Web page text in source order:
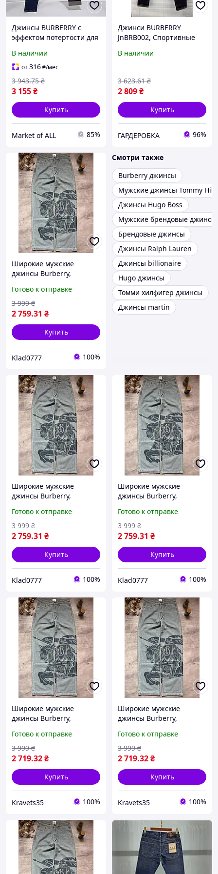
Джинсы BURBERRY с
эффектом потертости для
JnBRB003 мужские
модные 100% хлопок
В наличии
от316₴/мес
3 155₴
3 943.75 ₴
Купить
Market of ALL 85%
Джинси BURBERRY
JnBRB002, Спортивные
демисезонные, Женская
на подарок, Домашний
комплект для
В наличии
2 809₴
3 623.61 ₴
Купить
ГАРДЕРОБКА 96%
Широкие мужские
джинсы Burberry,
Барберри широкие,
модные широкие джинсы
Burberry 2025,
классические джинсы
Burber
Готово к отправке
2 759.31 ₴
3 999 ₴
Купить
Klad0777 100%
Смотри также
Burberry джинсы
Мужские джинсы Tommy
Джинсы Hugo Boss
Мужские брендовые джинсы
Брендовые джинсы
Джинсы Ralph Lauren
Джинсы billionaire
Hugo джинсы
Томми хилфигер джинсы
Джинсы martin
Широкие мужские
джинсы Burberry,
Барберри широкие,
модные широкие джинсы
Burberry 2025,
классические джинсы
Burber
Готово к отправке
2 759.31 ₴
3 999 ₴
Купить
Klad0777 100%
Широкие мужские
джинсы Burberry,
Барберри широкие,
модные широкие джинсы
Burberry 2025,
классические джинсы
Burber
Готово к отправке
2 759.31 ₴
3 999 ₴
Купить
Klad0777 100%
Широкие мужские
джинсы Burberry,
Барберри широкие,
модные широкие джинсы
Burberry 2025,
классические джинсы
Burber
Готово к отправке
2 719.32₴
3 999 ₴
Купить
Kravets35 100%
Широкие мужские
джинсы Burberry,
Барберри широкие,
модные широкие джинсы
Burberry 2025,
классические джинсы
Burber
Готово к отправке
2 719.32₴
3 999 ₴
Купить
Kravets35 100%